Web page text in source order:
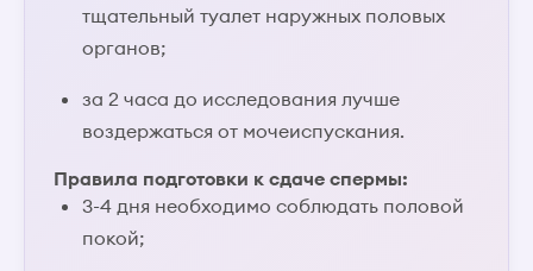
тщательный туалет наружных половых
органов;
за 2 часа до исследования лучше
воздержаться от мочеиспускания.
Правила подготовки к сдаче спермы:
3-4 дня необходимо соблюдать половой
покой;